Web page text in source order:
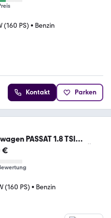
(160 PS) • Benzin
Kontakt Parken
PASSAT 1.8 TSI
NAVI SITZHZ TÜV
€
(160 PS) • Benzin